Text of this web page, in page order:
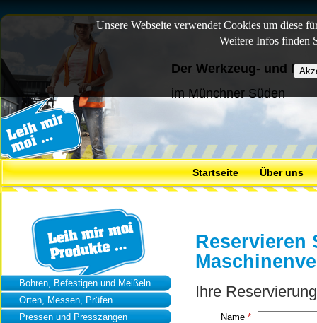
Der Werkzeug- und
im Münchner Süden
Startseite Über uns
Bohren, Befestigen und Meißeln
Orten, Messen, Prüfen
Pressen und Presszangen
Reservieren
Ihre
Name *
Unsere Webseite verwendet Cookies um diese
Weitere Infos finden